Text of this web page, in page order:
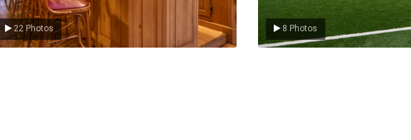
22 Photos 8 Photos